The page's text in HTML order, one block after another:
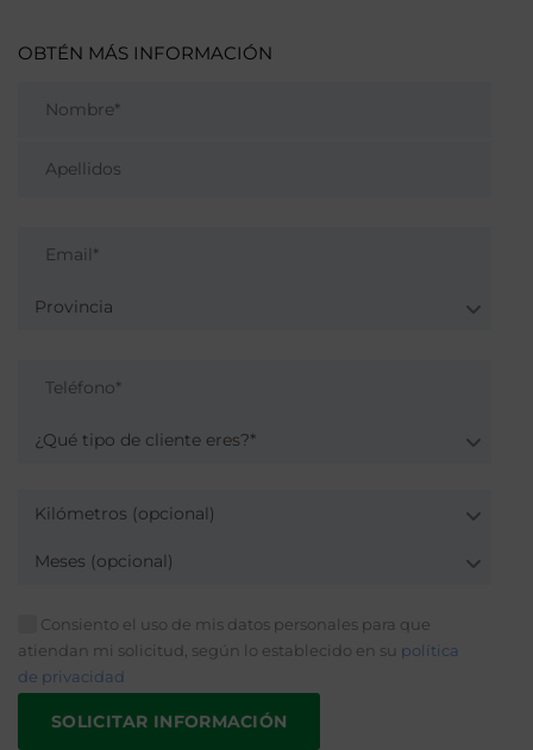
OBTÉN MÁS INFORMACIÓN
Provincia
¿Qué tipo de cliente eres?*
Kilómetros (opcional)
Meses (opcional)
Consiento el uso de mis datos personales para que
atiendan mi solicitud, según lo establecido en su política
de privacidad